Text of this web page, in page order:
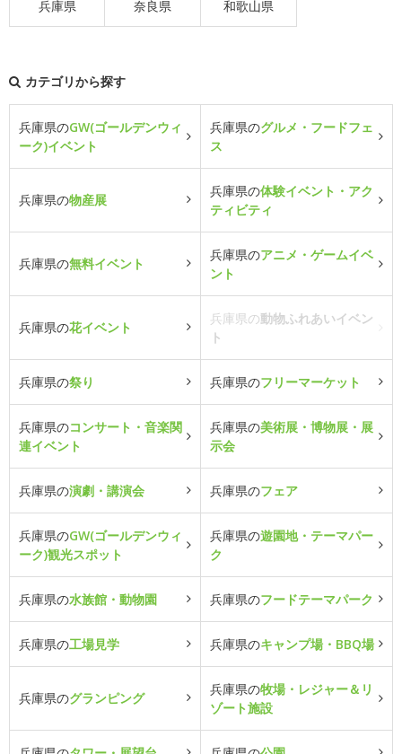
兵庫県 奈良県 和歌山県
カテゴリから探す
兵庫県のGW(ゴールデンウィ
ーク)イベント
兵庫県のグルメ・フードフェ
ス
兵庫県の物産展
兵庫県の体験イベント・アク
ティビティ
兵庫県の無料イベント
兵庫県のアニメ・ゲームイベ
ント
兵庫県の花イベント
兵庫県の動物ふれあいイベン
ト
兵庫県の祭り 兵庫県のフリーマーケット
兵庫県のコンサート・音楽関
連イベント
兵庫県の美術展・博物展・展
示会
兵庫県の演劇・講演会 兵庫県のフェア
兵庫県のGW(ゴールデンウィ
ーク)観光スポット
兵庫県の遊園地・テーマパー
ク
兵庫県の水族館・動物園 兵庫県のフードテーマパーク
兵庫県の工場見学 兵庫県のキャンプ場・BBQ場
兵庫県のグランピング
兵庫県の牧場・レジャー＆リ
ゾート施設